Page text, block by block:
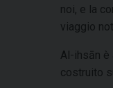
noi, e la
viaggio
Al-ihsān è
costruito